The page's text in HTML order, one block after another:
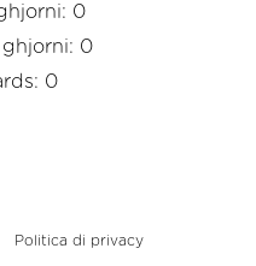
0
0
0
Politica di privacy